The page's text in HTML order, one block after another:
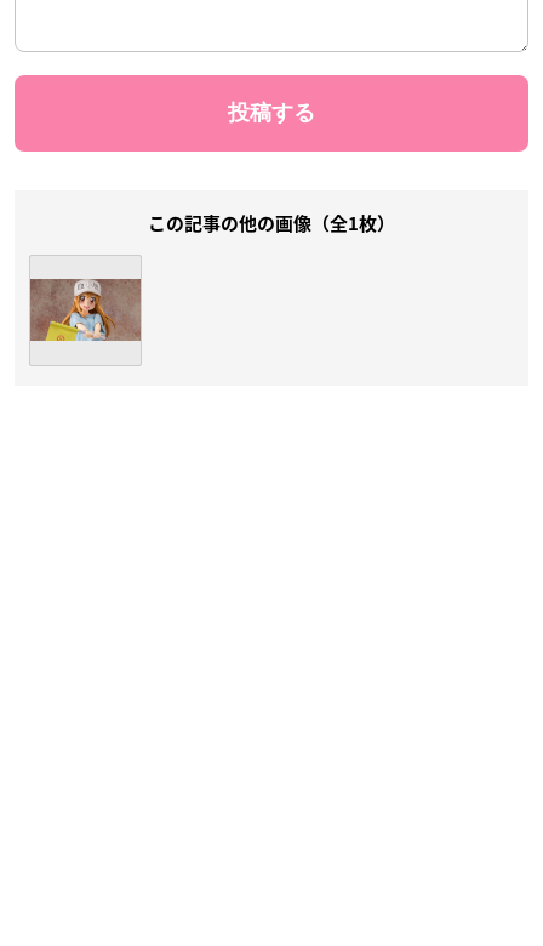
この記事の他の画像（全1枚）